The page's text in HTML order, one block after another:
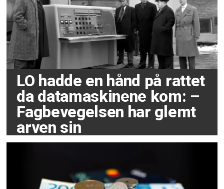
LO hadde en hånd på rattet
da datamaskinene kom: –
Fagbevegelsen har glemt
arven sin